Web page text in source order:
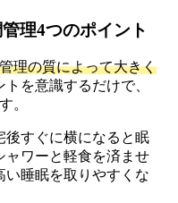
理4つのポイント
理の質によって大きく
を意識するだけで、
。
後すぐに横になると眠
ャワーと軽食を済ませ
い睡眠を取りやすくな